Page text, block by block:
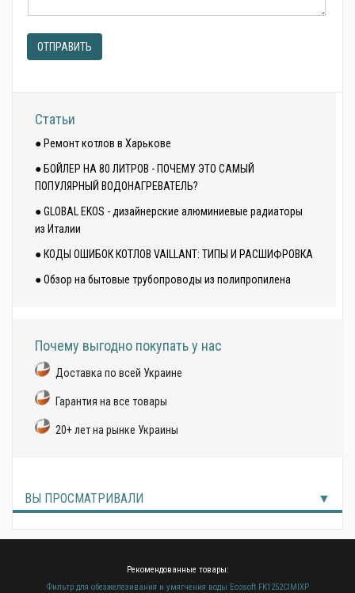
ОТПРАВИТЬ
Статьи
● Ремонт котлов в Харькове
● БОЙЛЕР НА 80 ЛИТРОВ - ПОЧЕМУ ЭТО САМЫЙ
ПОПУЛЯРНЫЙ ВОДОНАГРЕВАТЕЛЬ?
● GLOBAL EKOS - дизайнерские алюминиевые радиаторы
из Италии
● КОДЫ ОШИБОК КОТЛОВ VAILLANT: ТИПЫ И РАСШИФРОВКА
● Обзор на бытовые трубопроводы из полипропилена
Почему выгодно покупать у нас
Доставка по всей Украине
Гарантия на все товары
20+ лет на рынке Украины
ВЫ ПРОСМАТРИВАЛИ
Рекомендованные товары:
Фильтр для обезжелезивания и умягчения воды Ecosoft FK1252CIMIXP